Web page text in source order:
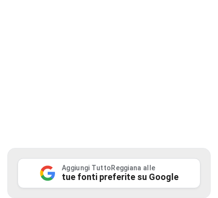
Aggiungi TuttoReggiana alle
tue fonti preferite su Google